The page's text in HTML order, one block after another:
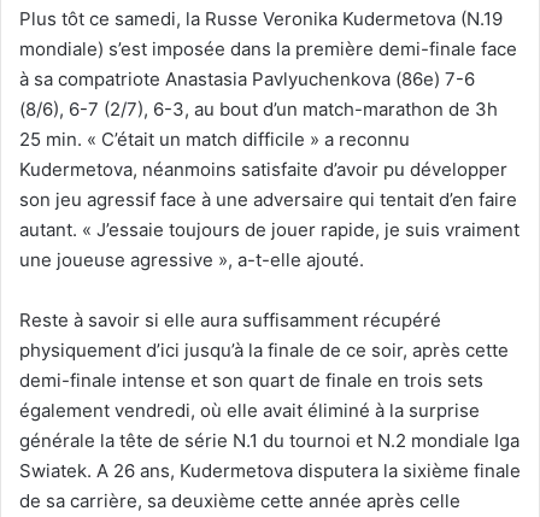
Plus tôt ce samedi, la Russe Veronika Kudermetova (N.19
mondiale) s’est imposée dans la première demi-finale face
à sa compatriote Anastasia Pavlyuchenkova (86e) 7-6
(8/6), 6-7 (2/7), 6-3, au bout d’un match-marathon de 3h
25 min. « C’était un match difficile » a reconnu
Kudermetova, néanmoins satisfaite d’avoir pu développer
son jeu agressif face à une adversaire qui tentait d’en faire
autant. « J’essaie toujours de jouer rapide, je suis vraiment
une joueuse agressive », a-t-elle ajouté.
Reste à savoir si elle aura suffisamment récupéré
physiquement d’ici jusqu’à la finale de ce soir, après cette
demi-finale intense et son quart de finale en trois sets
également vendredi, où elle avait éliminé à la surprise
générale la tête de série N.1 du tournoi et N.2 mondiale Iga
Swiatek. A 26 ans, Kudermetova disputera la sixième finale
de sa carrière, sa deuxième cette année après celle